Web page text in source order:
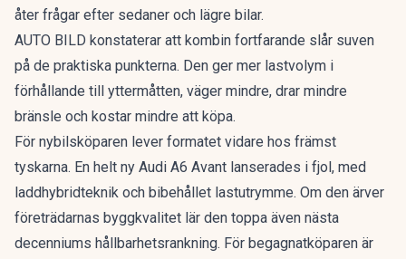
åter frågar efter sedaner och lägre bilar.
AUTO BILD konstaterar att kombin fortfarande slår suven
på de praktiska punkterna. Den ger mer lastvolym i
förhållande till yttermåtten, väger mindre, drar mindre
bränsle och kostar mindre att köpa.
För nybilsköparen lever formatet vidare hos främst
tyskarna. En helt ny Audi A6 Avant lanserades i fjol, med
laddhybridteknik och bibehållet lastutrymme. Om den ärver
företrädarnas byggkvalitet lär den toppa även nästa
decenniums hållbarhetsrankning. För begagnatköparen är